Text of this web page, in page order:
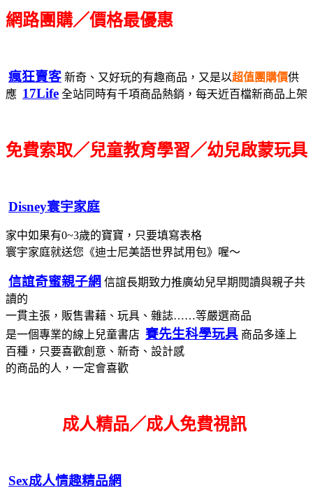
網路團購／價格最優惠
瘋狂賣客 新奇、又好玩的有趣商品，又是以超值團購價供
應 17Life 全站同時有千項商品熱銷，每天近百檔新商品上架
免費索取／兒童教育學習／幼兒啟蒙玩具
Disney寰宇家庭
家中如果有0~3歲的寶寶，只要填寫表格
寰宇家庭就送您《迪士尼美語世界試用包》喔～
信誼奇蜜親子網 信誼長期致力推廣幼兒早期閱讀與親子共
讀的
一貫主張，販售書藉、玩具、雜誌……等嚴選商品
是一個專業的線上兒童書店 賽先生科學玩具 商品多達上
百種，只要喜歡創意、新奇、設計感
的商品的人，一定會喜歡
成人精品／成人免費視訊
Sex成人情趣精品網